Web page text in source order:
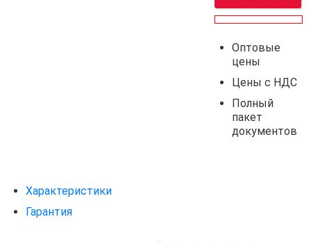
Оптовые
цены
Цены с НДС
Полный
пакет
документов
Характеристики
Гарантия